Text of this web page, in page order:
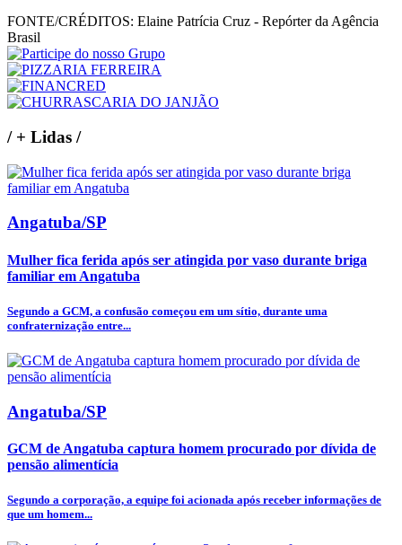
FONTE/CRÉDITOS: Elaine Patrícia Cruz - Repórter da Agência
Brasil
/+ Lidas /
Angatuba/SP
Mulher fica ferida após ser atingida por vaso durante briga
familiar em Angatuba
Segundo a GCM, a confusão começou em um sítio, durante uma
confraternização entre...
Angatuba/SP
GCM de Angatuba captura homem procurado por dívida de
pensão alimentícia
Segundo a corporação, a equipe foi acionada após receber informações de
que um homem...